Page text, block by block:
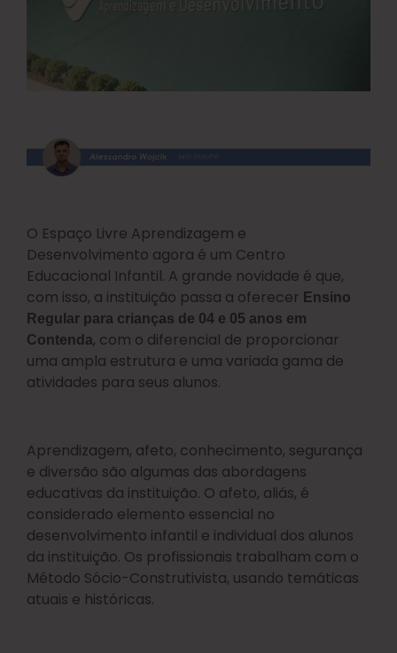
O Espaço Livre Aprendizagem e
Desenvolvimento agora é um Centro
Educacional Infantil. A grande novidade é que,
com isso, a instituição passa a oferecer Ensino
Regular para crianças de 04 e 05 anos em
Contenda, com o diferencial de proporcionar
uma ampla estrutura e uma variada gama de
atividades para seus alunos.
Aprendizagem, afeto, conhecimento, segurança
e diversão são algumas das abordagens
educativas da instituição. O afeto, aliás, é
considerado elemento essencial no
desenvolvimento infantil e individual dos alunos
da instituição. Os profissionais trabalham com o
Método Sócio-Construtivista, usando temáticas
atuais e históricas.